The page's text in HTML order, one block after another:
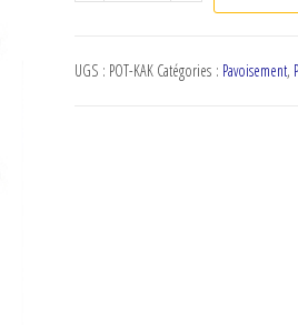
UGS : POT-KAK Catégories : Pavoisement,